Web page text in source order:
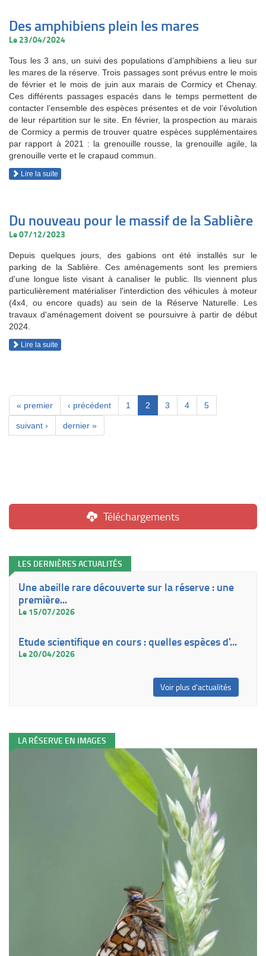
Des amphibiens plein les mares
Le 23/04/2024
Tous les 3 ans, un suivi des populations d’amphibiens a lieu sur
les mares de la réserve. Trois passages sont prévus entre le mois
de février et le mois de juin aux marais de Cormicy et Chenay.
Ces différents passages espacés dans le temps permettent de
contacter l’ensemble des espèces présentes et de voir l’évolution
de leur répartition sur le site. En février, la prospection au marais
de Cormicy a permis de trouver quatre espèces supplémentaires
par rapport à 2021 : la grenouille rousse, la grenouille agile, la
grenouille verte et le crapaud commun.
Lire la suite
Du nouveau pour le massif de la Sablière
Le 07/12/2023
Depuis quelques jours, des gabions ont été installés sur le
parking de la Sablière. Ces aménagements sont les premiers
d'une longue liste visant à canaliser le public. Ils viennent plus
particulièrement matérialiser l'interdiction des véhicules à moteur
(4x4, ou encore quads) au sein de la Réserve Naturelle. Les
travaux d'aménagement doivent se poursuivre à partir de début
2024.
Lire la suite
« premier ‹ précédent 1 2 3 4 5
suivant › dernier »
Téléchargements
LES DERNIÈRES ACTUALITÉS
Une abeille rare découverte sur la réserve : une
première...
Le 15/07/2026
Etude scientifique en cours : quelles espèces d'...
Le 20/04/2026
Voir plus d'actualités
LA RÉSERVE EN IMAGES